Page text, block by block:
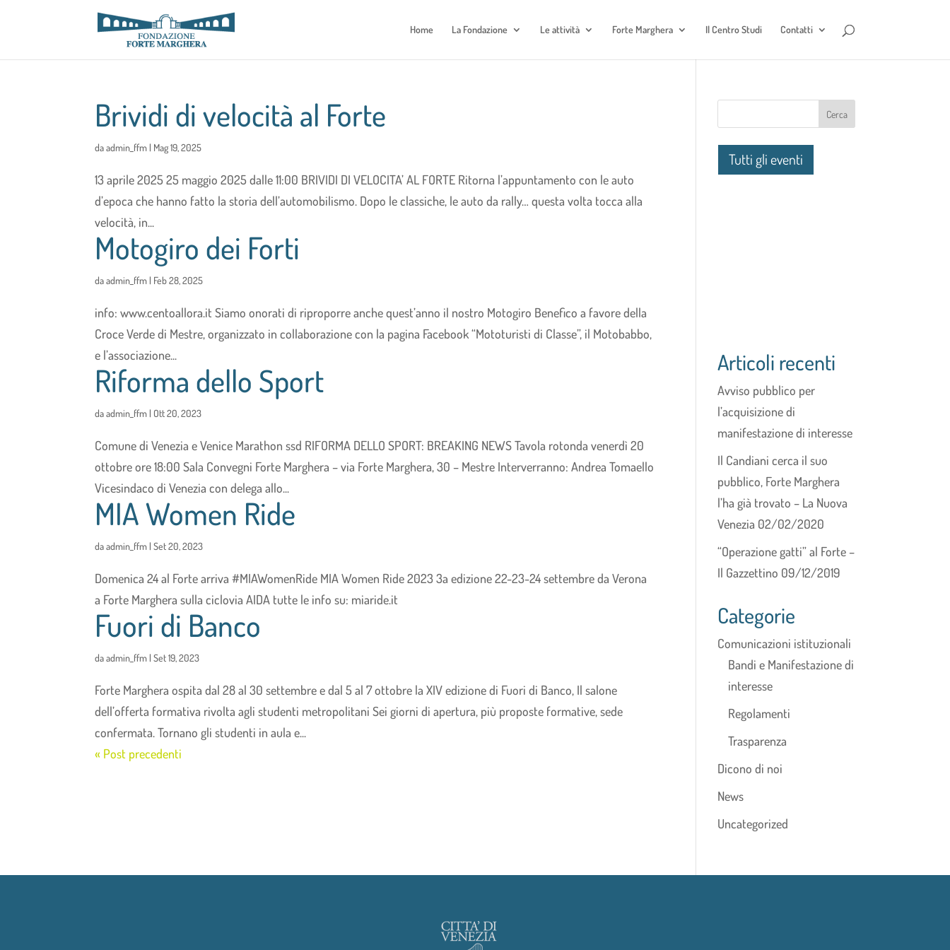
Home La Fondazione Le attività Forte Marghera Il Centro Studi Contatti
Brividi di velocità al Forte
daadmin_ffm | Mag 19, 2025
13 aprile 2025 25 maggio 2025 dalle 11:00 BRIVIDI DI VELOCITA’ AL FORTE Ritorna l’appuntamento con le auto
d’epoca che hanno fatto la storia dell’automobilismo. Dopo le classiche, le auto da rally… questa volta tocca alla
velocità, in...
Motogiro dei Forti
daadmin_ffm | Feb 28, 2025
info: www.centoallora.it Siamo onorati di riproporre anche quest’anno il nostro Motogiro Benefico a favore della
Croce Verde di Mestre, organizzato in collaborazione con la pagina Facebook “Mototuristi di Classe”, il Motobabbo,
e l’associazione...
Riforma dello Sport
daadmin_ffm | Ott 20, 2023
Comune di Venezia e Venice Marathon ssd RIFORMA DELLO SPORT: BREAKING NEWS Tavola rotonda venerdì 20
ottobre ore 18:00 Sala Convegni Forte Marghera – via Forte Marghera, 30 – Mestre Interverranno: Andrea Tomaello
Vicesindaco di Venezia con delega allo...
MIA Women Ride
daadmin_ffm |Set 20, 2023
Domenica 24 al Forte arriva #MIAWomenRide MIA Women Ride 2023 3a edizione 22-23-24 settembre da Verona
a Forte Marghera sulla ciclovia AIDA tutte le info su: miaride.it
Fuori di Banco
daadmin_ffm |Set 19, 2023
Forte Marghera ospita dal 28 al 30 settembre e dal 5 al 7 ottobre la XIV edizione di Fuori di Banco, Il salone
dell’offerta formativa rivolta agli studenti metropolitani Sei giorni di apertura, più proposte formative, sede
confermata. Tornano gli studenti in aula e...
« Post precedenti
Tutti gli eventi
Articoli recenti
Avviso pubblico per
l’acquisizione di
manifestazione di interesse
Il Candiani cerca il suo
pubblico, Forte Marghera
l’ha già trovato – La Nuova
Venezia 02/02/2020
“Operazione gatti” al Forte –
Il Gazzettino 09/12/2019
Categorie
Comunicazioni istituzionali
Bandi e Manifestazione di
interesse
Regolamenti
Trasparenza
Dicono di noi
News
Uncategorized